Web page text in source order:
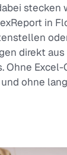
stecken
in
direkt
Ohne Excel-
ohne